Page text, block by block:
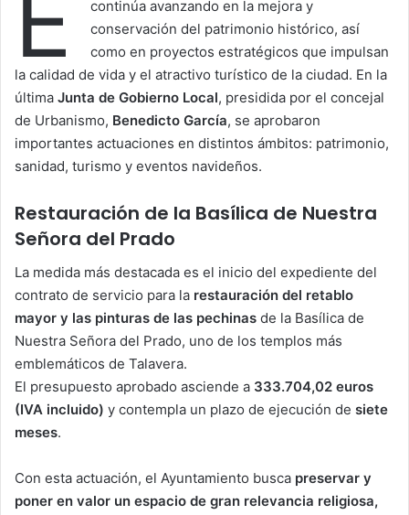
continúa avanzando en la mejora y
conservación del patrimonio histórico, así
como en proyectos estratégicos que impulsan
la calidad de vida y el atractivo turístico de la ciudad. En la
última Junta de Gobierno Local, presidida por el concejal
de Urbanismo, Benedicto García, se aprobaron
importantes actuaciones en distintos ámbitos: patrimonio,
sanidad, turismo y eventos navideños.
Restauración de la Basílica de Nuestra
Señora del Prado
La medida más destacada es el inicio del expediente del
contrato de servicio para la restauración del retablo
mayor y las pinturas de las pechinas de la Basílica de
Nuestra Señora del Prado, uno de los templos más
emblemáticos de Talavera.
El presupuesto aprobado asciende a 333.704,02 euros
(IVA incluido) y contempla un plazo de ejecución de siete
meses.
Con esta actuación, el Ayuntamiento busca preservar y
poner en valor un espacio de gran relevancia religiosa,